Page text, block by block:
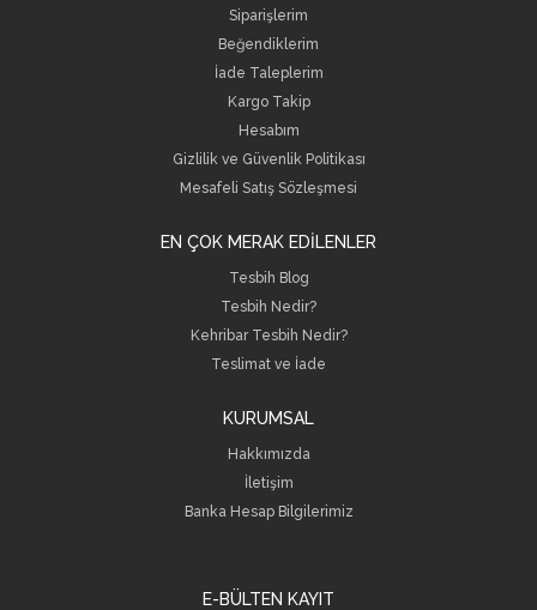
Siparişlerim
Beğendiklerim
İade Taleplerim
Kargo Takip
Hesabım
Gizlilik ve Güvenlik Politikası
Mesafeli Satış Sözleşmesi
EN ÇOK MERAK EDİLENLER
Tesbih Blog
Tesbih Nedir?
Kehribar Tesbih Nedir?
Teslimat ve İade
KURUMSAL
Hakkımızda
İletişim
Banka Hesap Bilgilerimiz
E-BÜLTEN KAYIT